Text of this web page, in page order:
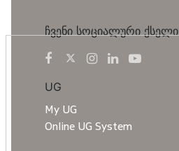
ჩვენი სოციალური ქსელი
UG
My UG
Online UG System